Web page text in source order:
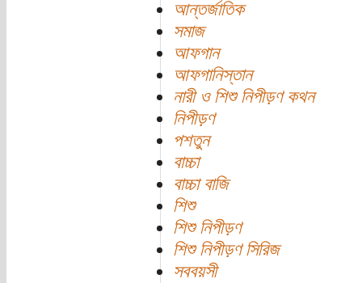
আন্তর্জাতিক
সমাজ
আফগান
আফগানিস্তান
নারী ও শিশু নিপীড়ণ কথন
নিপীড়ণ
পশতুন
বাচ্চা
বাচ্চা বাজি
শিশু
শিশু নিপীড়ণ
শিশু নিপীড়ণ সিরিজ
সববয়সী